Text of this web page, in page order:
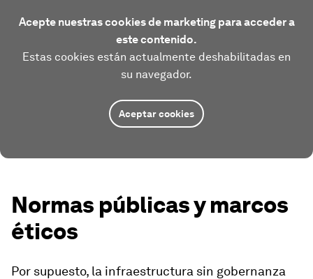
Acepte nuestras cookies de marketing para acceder a
este contenido.
Estas cookies están actualmente deshabilitadas en
su navegador.
Aceptar cookies
Normas públicas y marcos
éticos
Por supuesto, la infraestructura sin gobernanza